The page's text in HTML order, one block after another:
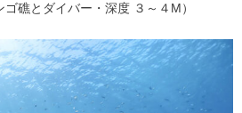
ゴ礁とダイバー・深度 ３～４M）